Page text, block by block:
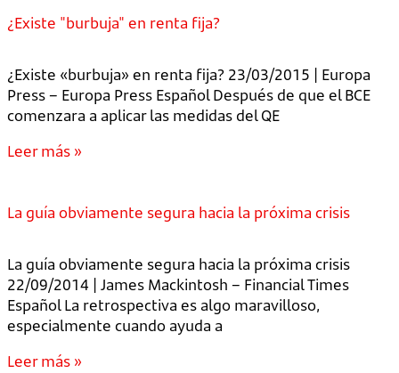
¿Existe "burbuja" en renta fija?
¿Existe «burbuja» en renta fija? 23/03/2015 | Europa
Press – Europa Press Español Después de que el BCE
comenzara a aplicar las medidas del QE
Leer más »
La guía obviamente segura hacia la próxima crisis
La guía obviamente segura hacia la próxima crisis
22/09/2014 | James Mackintosh – Financial Times
Español La retrospectiva es algo maravilloso,
especialmente cuando ayuda a
Leer más »